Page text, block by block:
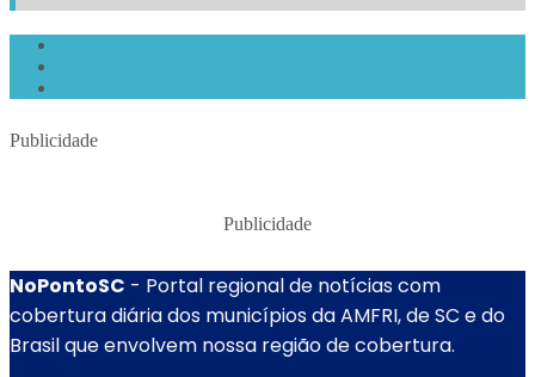
Publicidade
Publicidade
NoPontoSC - Portal regional de notícias com
cobertura diária dos municípios da AMFRI, de SC e do
Brasil que envolvem nossa região de cobertura.